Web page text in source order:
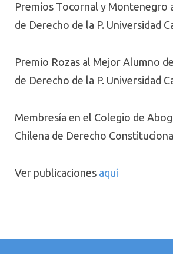
Premios Tocornal y Montenegro
de Derecho de la P. Universidad
Premio Rozas al Mejor Alumno
de Derecho de la P. Universidad
Membresía en el Colegio de
Chilena de Derecho
Ver publicaciones aquí